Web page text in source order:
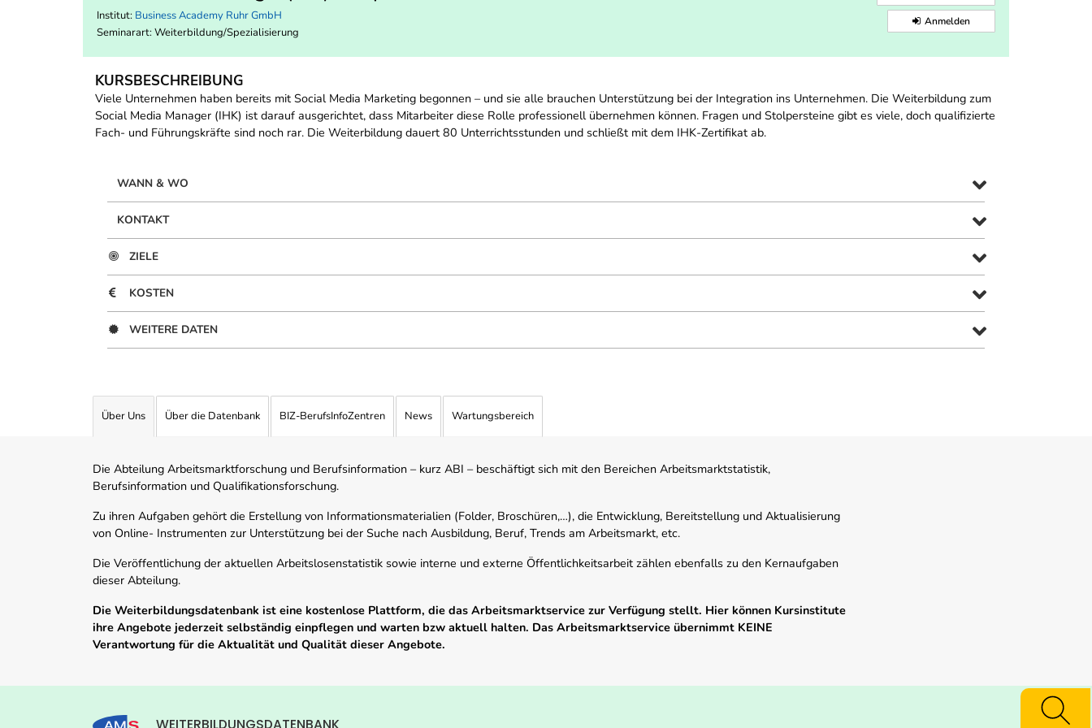
Institut: Business Academy Ruhr GmbH
Seminarart: Weiterbildung/Spezialisierung
Anmelden
KURSBESCHREIBUNG
Viele Unternehmen haben bereits mit Social Media Marketing begonnen – und sie alle brauchen Unterstützung bei der Integration ins Unternehmen. Die Weiterbildung zum
Social Media Manager (IHK) ist darauf ausgerichtet, dass Mitarbeiter diese Rolle professionell übernehmen können. Fragen und Stolpersteine gibt es viele, doch qualifizierte
Fach- und Führungskräfte sind noch rar. Die Weiterbildung dauert 80 Unterrichtsstunden und schließt mit dem IHK-Zertifikat ab.
WANN & WO
KONTAKT
ZIELE
KOSTEN
WEITERE DATEN
Über Uns Über die Datenbank BIZ-BerufsInfoZentren News Wartungsbereich
Die Abteilung Arbeitsmarktforschung und Berufsinformation – kurz ABI – beschäftigt sich mit den Bereichen Arbeitsmarktstatistik,
Berufsinformation und Qualifikationsforschung.
Zu ihren Aufgaben gehört die Erstellung von Informationsmaterialien (Folder, Broschüren,…), die Entwicklung, Bereitstellung und Aktualisierung
von Online- Instrumenten zur Unterstützung bei der Suche nach Ausbildung, Beruf, Trends am Arbeitsmarkt, etc.
Die Veröffentlichung der aktuellen Arbeitslosenstatistik sowie interne und externe Öffentlichkeitsarbeit zählen ebenfalls zu den Kernaufgaben
dieser Abteilung.
Die Weiterbildungsdatenbank ist eine kostenlose Plattform, die das Arbeitsmarktservice zur Verfügung stellt. Hier können Kursinstitute
ihre Angebote jederzeit selbständig einpflegen und warten bzw aktuell halten. Das Arbeitsmarktservice übernimmt KEINE
Verantwortung für die Aktualität und Qualität dieser Angebote.